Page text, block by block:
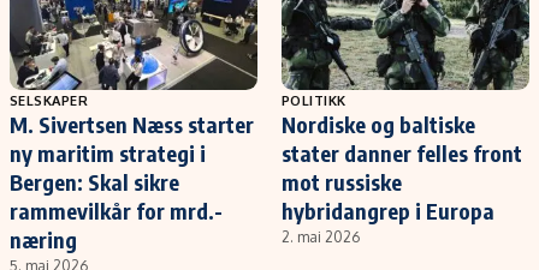
SELSKAPER
M. Sivertsen Næss starter
ny maritim strategi i
Bergen: Skal sikre
rammevilkår for mrd.-
næring
5. mai 2026
POLITIKK
Nordiske og baltiske
stater danner felles front
mot russiske
hybridangrep i Europa
2. mai 2026